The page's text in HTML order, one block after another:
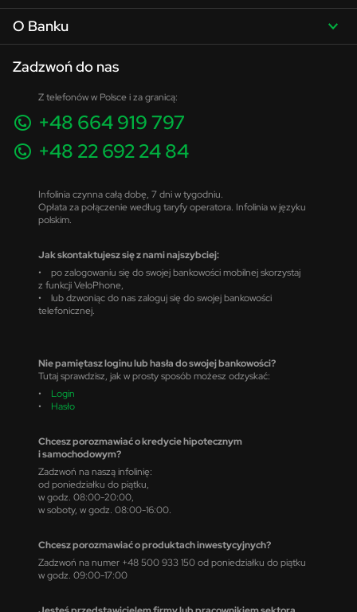
O Banku
Zadzwoń do nas
Z telefonów w Polsce i za granicą:
+48 664 919 797
+48 22 692 24 84
Infolinia czynna całą dobę, 7 dni w tygodniu.
Opłata za połączenie według taryfy operatora. Infolinia w języku
polskim.
Jak skontaktujesz się z nami najszybciej:
• po zalogowaniu się do swojej bankowości mobilnej skorzystaj
z funkcji VeloPhone,
• lub dzwoniąc do nas zaloguj się do swojej bankowości
telefonicznej.
Nie pamiętasz loginu lub hasła do swojej bankowości?
Tutaj sprawdzisz, jak w prosty sposób możesz odzyskać:
• Login
• Hasło
Chcesz porozmawiać o kredycie hipotecznym
i samochodowym?
Zadzwoń na naszą infolinię:
od poniedziałku do piątku,
w godz. 08:00-20:00,
w soboty, w godz. 08:00-16:00.
Chcesz porozmawiać o produktach inwestycyjnych?
Zadzwoń na numer +48 500 933 150 od poniedziałku do piątku
w godz. 09:00-17:00